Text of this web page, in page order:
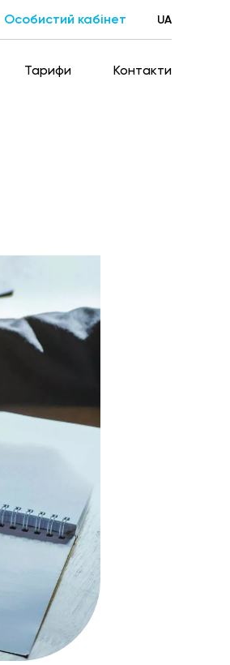
Особистий кабінет UA
Тарифи Контакти